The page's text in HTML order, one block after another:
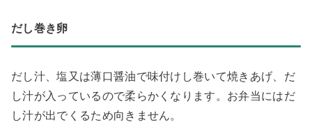
だし巻き卵
だし汁、塩又は薄口醤油で味付けし巻いて焼きあげ、だ
し汁が入っているので柔らかくなります。お弁当にはだ
し汁が出でくるため向きません。